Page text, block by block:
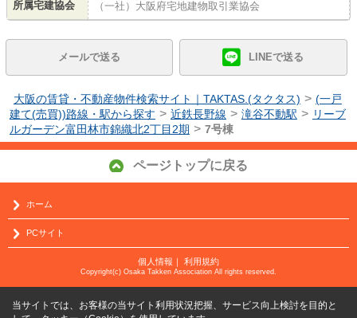
所属宅建協会 （一社）大阪府宅地建物取引業協会
メールで送る LINEで送る
大阪の賃貸・不動産物件検索サイト｜TAKTAS.(タクタス) > (一戸
建て(売買))路線・駅から探す > 近鉄長野線 > 滝谷不動駅 > リーブ
ルガーデン富田林市錦織北2丁目2期 > 7号棟
ページトップに戻る
ホーム
PCサイト
個人情報 ｜ 利用規約
Copyright(c) Osaka Takken Association All rights reserved.
当サイトでは、お客様の当サイト利用状況把握、サービス向上検討を目的と